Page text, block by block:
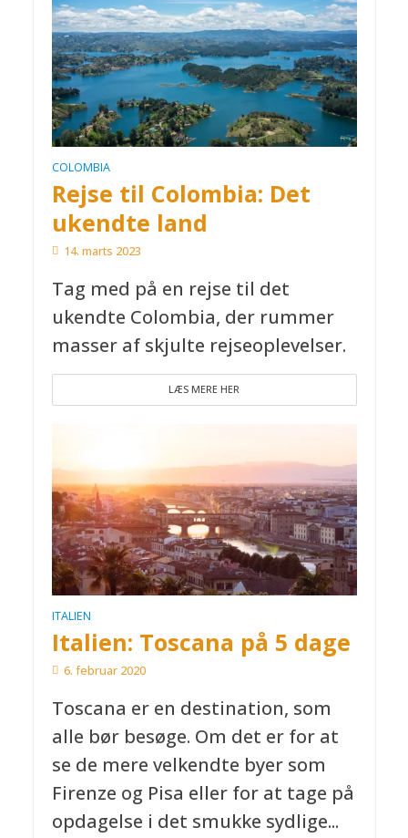
COLOMBIA
Rejse til Colombia: Det
ukendte land
14. marts 2023
Tag med på en rejse til det
ukendte Colombia, der rummer
masser af skjulte rejseoplevelser.
LÆS MERE HER
ITALIEN
Italien: Toscana på 5 dage
6. februar 2020
Toscana er en destination, som
alle bør besøge. Om det er for at
se de mere velkendte byer som
Firenze og Pisa eller for at tage på
opdagelse i det smukke sydlige...